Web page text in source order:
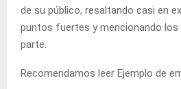
de su público, resaltando casi en
puntos fuertes y mencionando
parte.
Recomendamos leer Ejemplo de